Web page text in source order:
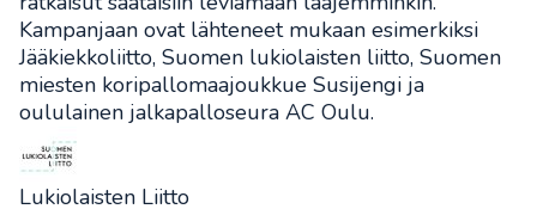
Kampanjaan ovat lähteneet mukaan esimerkiksi
Jääkiekkoliitto, Suomen lukiolaisten liitto, Suomen
miesten koripallomaajoukkue Susijengi ja
oululainen jalkapalloseura AC Oulu.
Lukiolaisten Liitto